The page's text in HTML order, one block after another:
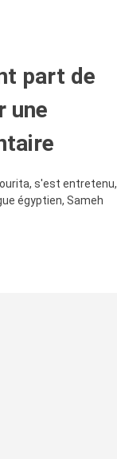
part de
une
s'est entretenu,
égyptien, Sameh